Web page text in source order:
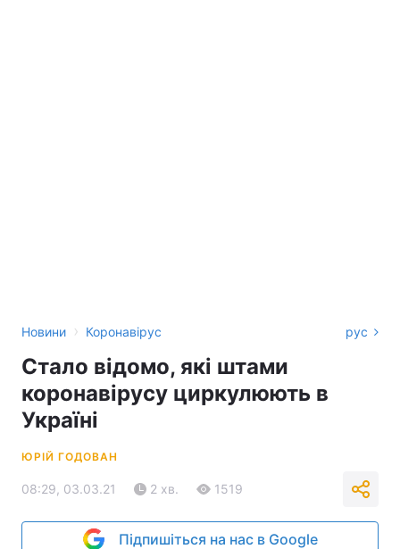
Новини › Коронавірус рус
Стало відомо, які штами
коронавірусу циркулюють в
Україні
ЮРІЙ ГОДОВАН
08:29, 03.03.21 2 хв. 1519
Підпишіться на нас в Google